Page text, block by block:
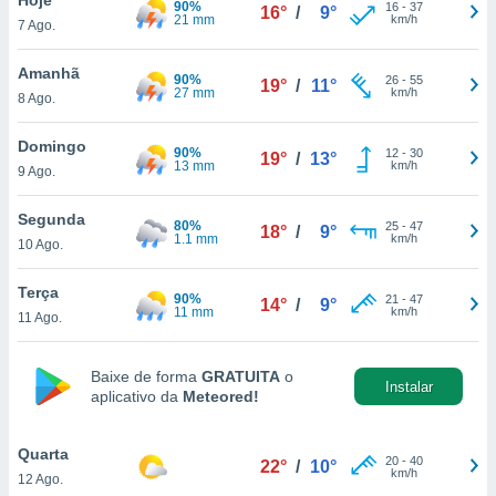
lhe
e
com
Pode
e
a
a
7 Ago.
90%
21 mm
16° / 9° 16- 37
km/h
Amanhã
8 Ago.
90%
27 mm
19° / 11° 26- 55
km/h
Domingo
9 Ago.
90%
13 mm
19° / 13° 12- 30
km/h
Segunda
10 Ago.
80%
1.1 mm
18° / 9° 25- 47
km/h
Terça
11 Ago.
90%
11 mm
14° / 9° 21 - 47
km/h
Baixe de forma GRATUITA o
aplicativo da Meteored!
Instalar
Quarta
12 Ago.
22° / 10° 20- 40
km/h